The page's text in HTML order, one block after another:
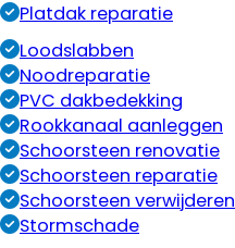
Platdak reparatie
Loodslabben
Noodreparatie
PVC dakbedekking
Rookkanaal aanleggen
Schoorsteen renovatie
Schoorsteen reparatie
Schoorsteen verwijderen
Stormschade